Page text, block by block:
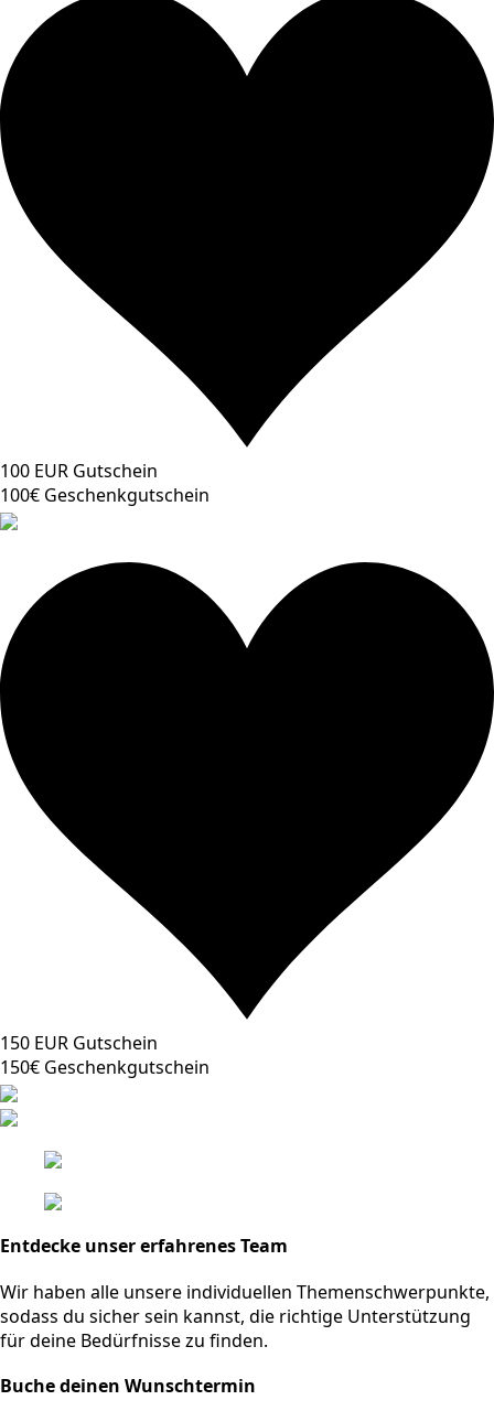
100 EUR Gutschein
100€ Geschenkgutschein
150 EUR Gutschein
150€ Geschenkgutschein
Entdecke unser erfahrenes Team
Wir haben alle unsere individuellen Themenschwerpunkte,
sodass du sicher sein kannst, die richtige Unterstützung
für deine Bedürfnisse zu finden.
Buche deinen Wunschtermin